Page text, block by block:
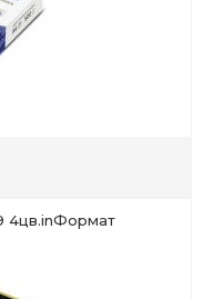
4цв.inФормат